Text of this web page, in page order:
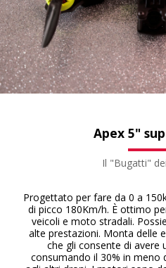
Apex 5"
Il "Bugatti"
Progettato per fare da 0 a
di picco 180Km/h. È ottimo
veicoli e moto stradali.
alte prestazioni. Monta delle
che gli consente di avere
consumando il 30% in meno